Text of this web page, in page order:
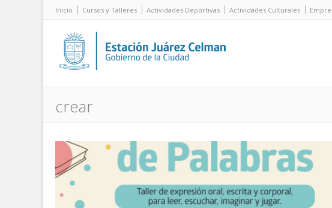
Inicio Cursos y Talleres Actividades Deportivas Actividades Culturales
crear